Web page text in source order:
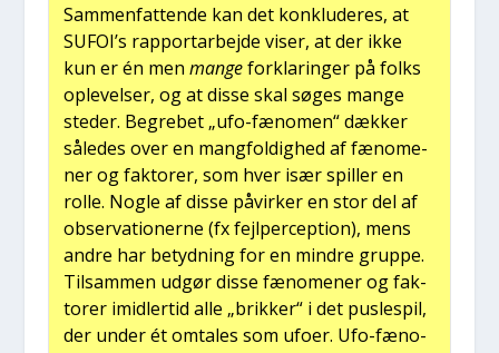
Sam­men­fat­ten­de kan det kon­klu­de­res, at
SUFOI’s rap­port­ar­bej­de viser, at der ikke
kun er én menman­gefor­kla­rin­ger på folks
ople­vel­ser, og at dis­se skal søges man­ge
ste­der. Begre­bet „ufo-fæno­men“ dæk­ker
såle­des over en mang­fol­dig­hed af fæno­me­
ner og fak­to­rer, som hver især spil­ler en
rol­le. Nog­le af dis­se påvir­ker en stor del af
obser­va­tio­ner­ne (fx fejl­per­cep­tion), mens
andre har betyd­ning for en min­dre grup­pe.
Til­sam­men udgør dis­se fæno­me­ner og fak­
to­rer imid­ler­tid alle „brik­ker“ i det pus­le­spil,
der under ét omta­les som ufo­er. Ufo-fæno­